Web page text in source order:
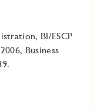
BI/ESCP
Business